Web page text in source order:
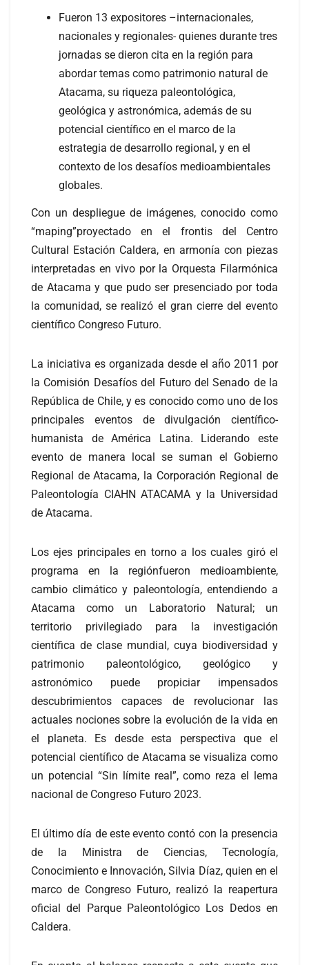
Fueron 13 expositores –internacionales,
nacionales y regionales- quienes durante tres
jornadas se dieron cita en la región para
abordar temas como patrimonio natural de
Atacama, su riqueza paleontológica,
geológica y astronómica, además de su
potencial científico en el marco de la
estrategia de desarrollo regional, y en el
contexto de los desafíos medioambientales
globales.
Con un despliegue de imágenes, conocido como
“maping”proyectado en el frontis del Centro
Cultural Estación Caldera, en armonía con piezas
interpretadas en vivo por la Orquesta Filarmónica
de Atacama y que pudo ser presenciado por toda
la comunidad, se realizó el gran cierre del evento
científico Congreso Futuro.
La iniciativa es organizada desde el año 2011 por
la Comisión Desafíos del Futuro del Senado de la
República de Chile, y es conocido como uno de los
principales eventos de divulgación científico-
humanista de América Latina. Liderando este
evento de manera local se suman el Gobierno
Regional de Atacama, la Corporación Regional de
Paleontología CIAHN ATACAMA y la Universidad
de Atacama.
Los ejes principales en torno a los cuales giró el
programa en la regiónfueron medioambiente,
cambio climático y paleontología, entendiendo a
Atacama como un Laboratorio Natural; un
territorio privilegiado para la investigación
científica de clase mundial, cuya biodiversidad y
patrimonio paleontológico, geológico y
astronómico puede propiciar impensados
descubrimientos capaces de revolucionar las
actuales nociones sobre la evolución de la vida en
el planeta. Es desde esta perspectiva que el
potencial científico de Atacama se visualiza como
un potencial “Sin límite real”, como reza el lema
nacional de Congreso Futuro 2023.
El último día de este evento contó con la presencia
de la Ministra de Ciencias, Tecnología,
Conocimiento e Innovación, Silvia Díaz, quien en el
marco de Congreso Futuro, realizó la reapertura
oficial del Parque Paleontológico Los Dedos en
Caldera.